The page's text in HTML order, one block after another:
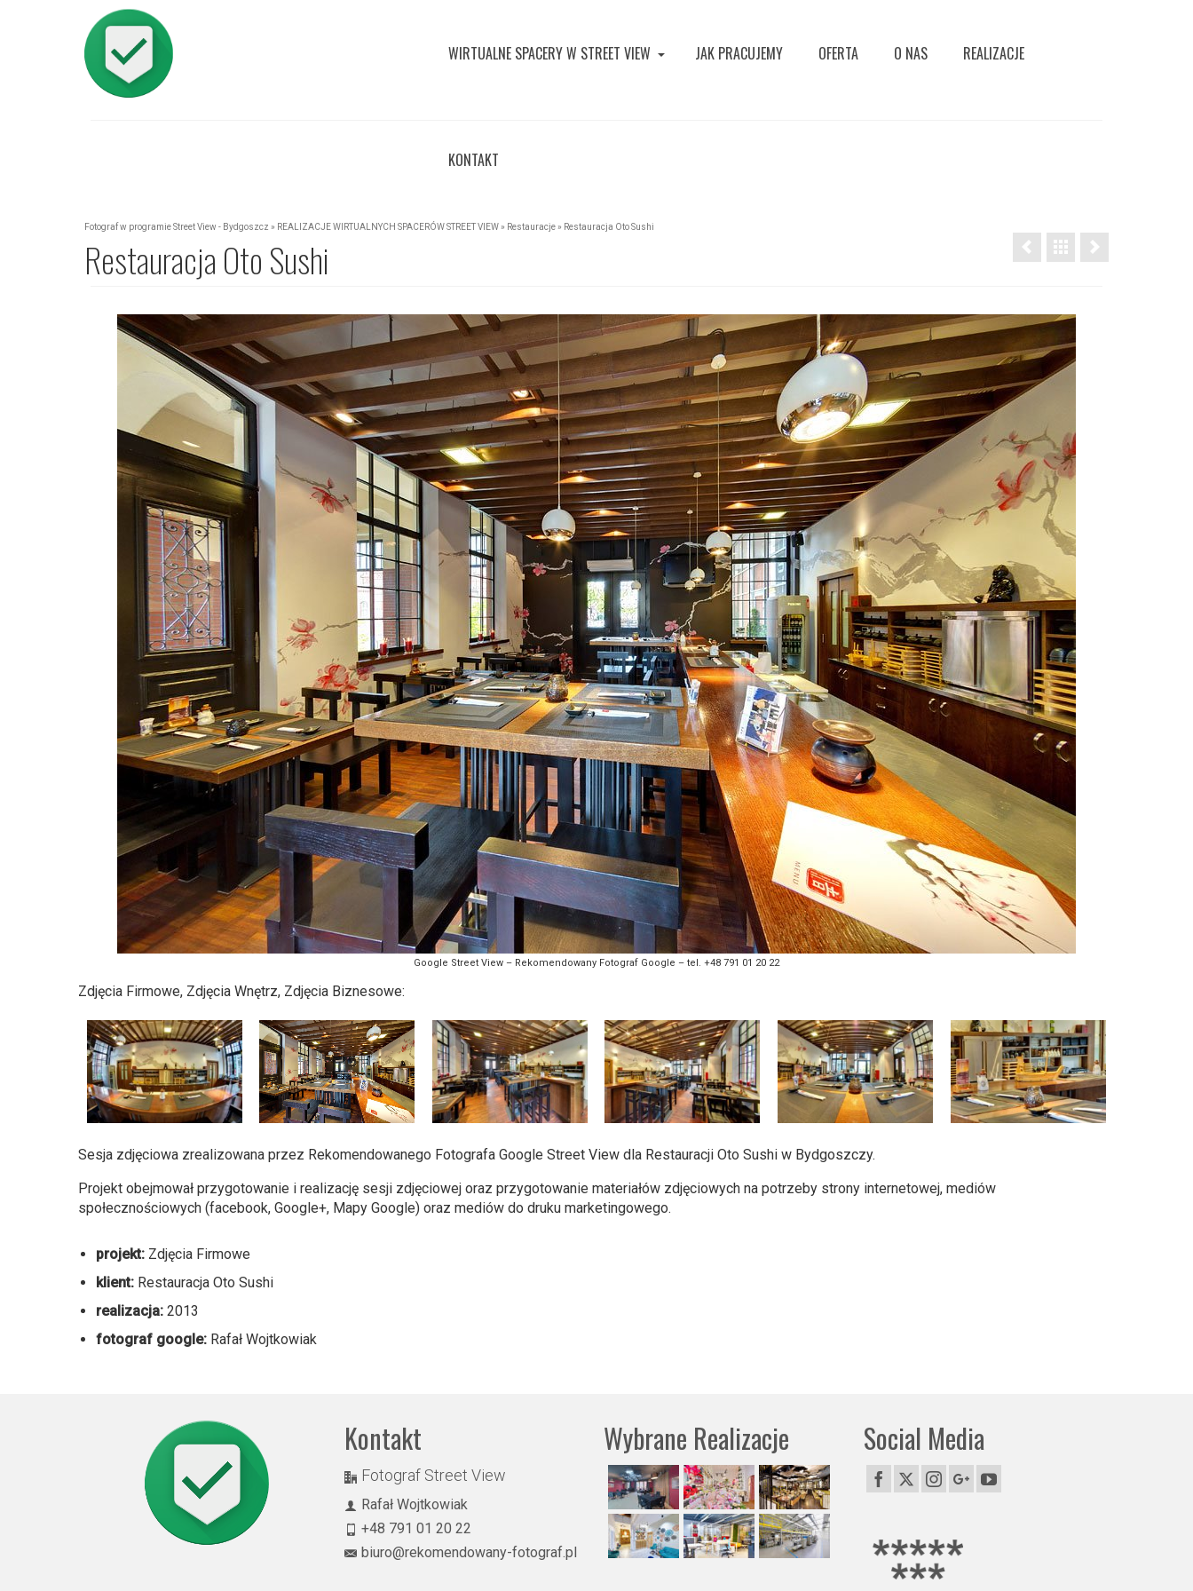
WIRTUALNE SPACERY W STREET VIEW JAK PRACUJEMY OFERTA O NAS REALIZACJE
KONTAKT
Fotograf w programie Street View - Bydgoszcz » REALIZACJE WIRTUALNYCH SPACERÓW STREET VIEW» Restauracje» Restauracja Oto Sushi
Restauracja Oto Sushi
Google Street View – Rekomendowany Fotograf Google – tel. +48 791 01 20 22
Zdjęcia Firmowe, Zdjęcia Wnętrz, Zdjęcia Biznesowe:
Sesja zdjęciowa zrealizowana przez Rekomendowanego Fotografa Google Street View dla Restauracji Oto Sushi w Bydgoszczy.
Projekt obejmował przygotowanie i realizację sesji zdjęciowej oraz przygotowanie materiałów zdjęciowych na potrzeby strony internetowej, mediów
społecznościowych (facebook, Google+, Mapy Google) oraz mediów do druku marketingowego.
projekt: Zdjęcia Firmowe
klient: Restauracja Oto Sushi
realizacja: 2013
fotograf google: Rafał Wojtkowiak
Kontakt
Fotograf Street View
Rafał Wojtkowiak
+48 791 01 20 22
biuro@rekomendowany-fotograf.pl
Wybrane Realizacje Social Media